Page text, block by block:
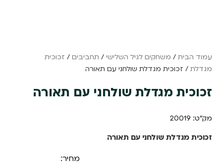
עמוד הבית / משחקים לגיל השלישי / תחביבים / זכוכית
מגדלת / זכוכית מגדלת שולחני עם תאורה
זכוכית מגדלת שולחני עם תאורה
מק"ט: 20019
זכוכית מגדלת שולחני עם תאורה
מחיר: